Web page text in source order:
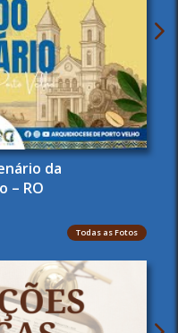
da
– RO
Todas as Fotos